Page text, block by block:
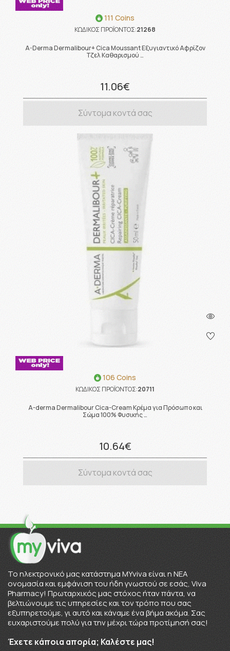
111 Coins
ΚΩΔΙΚΟΣ ΠΡΟΪΟΝΤΟΣ:21268
A-Derma Dermalibour+ Cica Moussant Εξυγιαντικό Αφρίζον
Τζελ Καθαρισμού …
11.06€
Σύντομα κοντά σας
106 Coins
ΚΩΔΙΚΟΣ ΠΡΟΪΟΝΤΟΣ:20711
A-derma Dermalibour Cica-Cream Κρέμα για Πρόσωπο και
Σώμα 100% Φυσικής …
10.64€
Σύντομα κοντά σας
To ηλεκτρονικό μας κατάστημα MYviva είναι η ΝΕΑ
ονομασία και εμφάνιση του ήδη γνωστού σε εσάς, Viva
Pharmacy! Πρωταρχικός μας στόχος ήταν πάντα, να
βελτιώνουμε τις υπηρεσίες και τον τρόπο που σας
εξυπηρετούμε, γι αυτό και κάναμε ένα βήμα ακόμα. Σας
ευχαριστούμε πολύ για την μέχρι τώρα προτίμησή σας!
Έχετε κάποια απορία; Καλέστε μας!